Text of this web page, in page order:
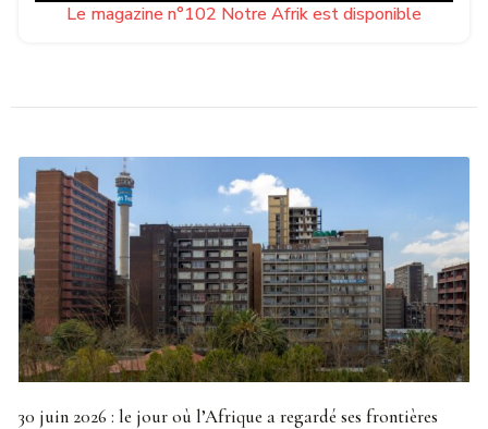
Le magazine n°102 Notre Afrik est disponible
30 juin 2026 : le jour où l’Afrique a regardé ses frontières